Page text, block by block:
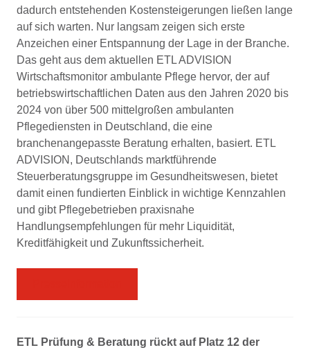
dadurch entstehenden Kostensteigerungen ließen lange
auf sich warten. Nur langsam zeigen sich erste
Anzeichen einer Entspannung der Lage in der Branche.
Das geht aus dem aktuellen ETL ADVISION
Wirtschaftsmonitor ambulante Pflege hervor, der auf
betriebswirtschaftlichen Daten aus den Jahren 2020 bis
2024 von über 500 mittelgroßen ambulanten
Pflegediensten in Deutschland, die eine
branchenangepasste Beratung erhalten, basiert. ETL
ADVISION, Deutschlands marktführende
Steuerberatungsgruppe im Gesundheitswesen, bietet
damit einen fundierten Einblick in wichtige Kennzahlen
und gibt Pflegebetrieben praxisnahe
Handlungsempfehlungen für mehr Liquidität,
Kreditfähigkeit und Zukunftssicherheit.
ETL Prüfung & Beratung rückt auf Platz 12 der